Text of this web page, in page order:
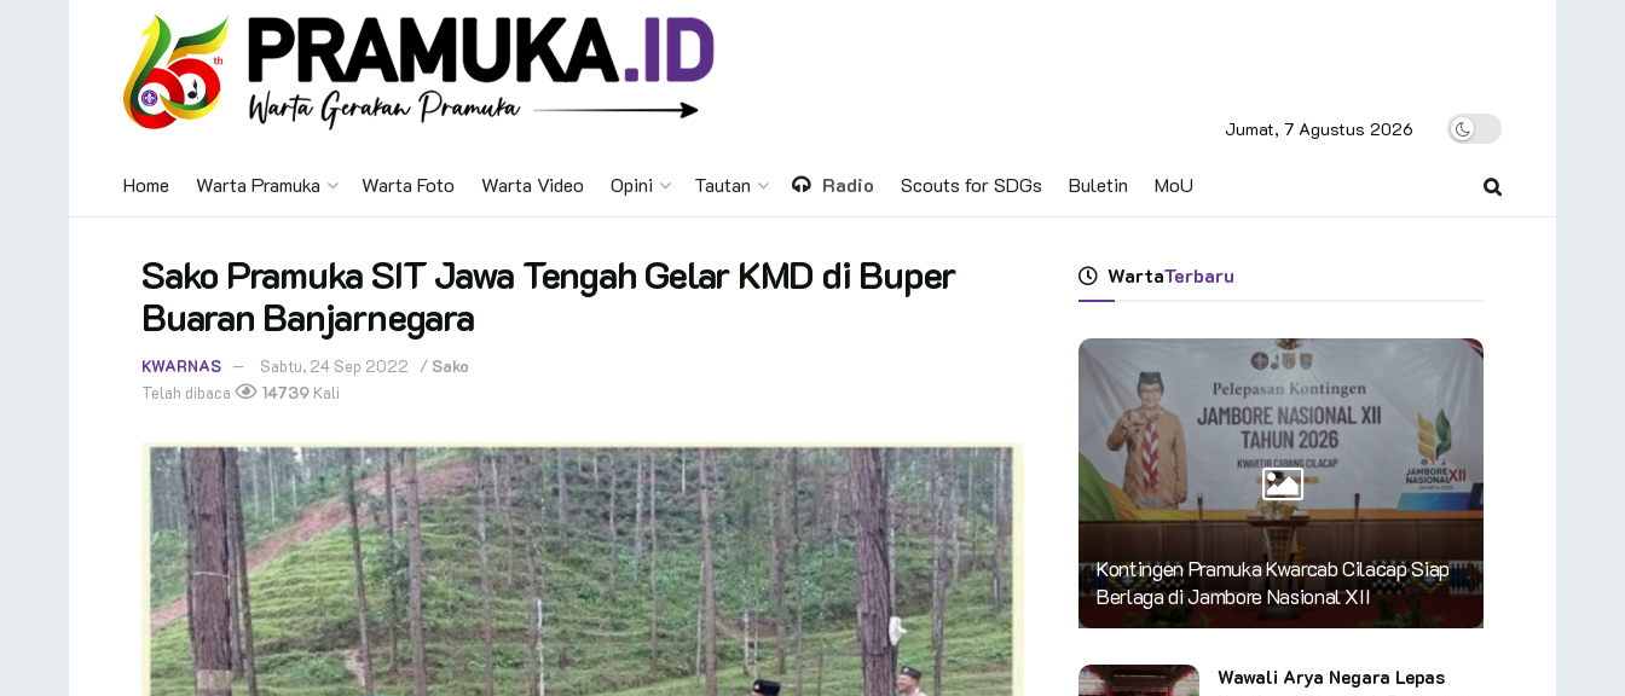
Jumat, 7 Agustus 2026
Home Warta Pramuka Warta Foto Warta Video Opini Tautan Radio Scouts for SDGs Buletin MoU
Sako Pramuka SIT Jawa Tengah Gelar KMD di Buper
Buaran Banjarnegara
KWARNAS Sabtu, 24 Sep 2022 / Sako
Telah dibaca
14739 Kali
WartaTerbaru
Kontingen Pramuka Kwarcab Cilacap Siap
Berlaga di Jambore Nasional XII
Wawali Arya Negara Lepas